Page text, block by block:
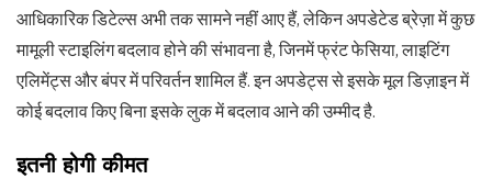
आधिकारिक डिटेल्स अभी तक सामने नहीं आए हैं, लेकिन अपडेटेड ब्रेज़ा में कुछ
मामूली स्टाइलिंग बदलाव होने की संभावना है, जिनमें फ्रंट फेसिया, लाइटिंग
एलिमेंट्स और बंपर में परिवर्तन शामिल हैं. इन अपडेट्स से इसके मूल डिज़ाइन में
कोई बदलाव किए बिना इसके लुक में बदलाव आने की उम्मीद है.
इतनी होगी कीमत